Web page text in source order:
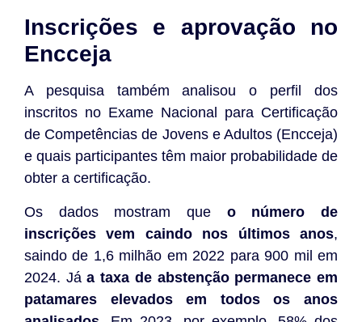
Inscrições e aprovação no
Encceja
A pesquisa também analisou o perfil dos
inscritos no Exame Nacional para Certificação
de Competências de Jovens e Adultos (Encceja)
e quais participantes têm maior probabilidade de
obter a certificação.
Os dados mostram que o número de
inscrições vem caindo nos últimos anos,
saindo de 1,6 milhão em 2022 para 900 mil em
2024. Jáa taxa de abstenção permanece em
patamares elevados em todos os anos